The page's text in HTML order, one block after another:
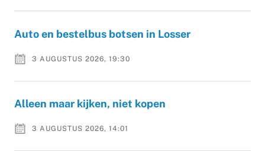
Auto en bestelbus botsen in Losser
3 AUGUSTUS 2026, 19:30
Alleen maar kijken, niet kopen
3 AUGUSTUS 2026, 14:01